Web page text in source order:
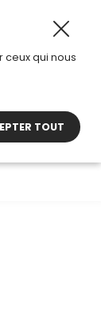
:
ceux qui nous
TOUT